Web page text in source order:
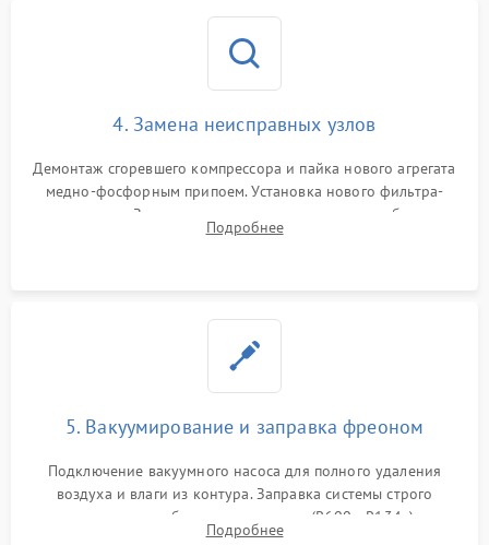
4. Замена неисправных узлов
Демонтаж сгоревшего компрессора и пайка нового агрегата
медно-фосфорным припоем. Установка нового фильтра-
осушителя. Замена изношенных вентиляторов обдува,
сломанных заслонок или поврежденных дверных петель.
Подробнее
5. Вакуумирование и заправка фреоном
Подключение вакуумного насоса для полного удаления
воздуха и влаги из контура. Заправка системы строго
дозированным объемом хладагента (R600a, R134a) по
электронным весам. Контроль рабочего давления в системе.
Подробнее